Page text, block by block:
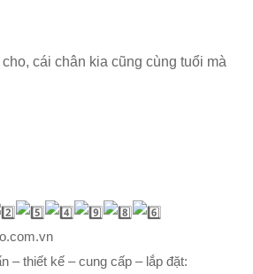
cái chân kia cũng cùng tuổi mà
– thiết kế – cung cấp – lắp đặt: